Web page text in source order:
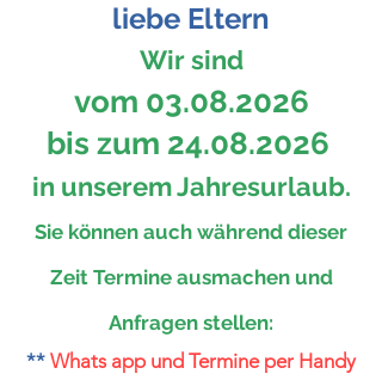
liebe Eltern
Wir sind
vom 03.08.2026
bis zum 24.08.2026
in unserem Jahresurlaub.
Sie können auch während dieser
Zeit Termine ausmachen und
Anfragen stellen:
** Whats app und Termine per Handy